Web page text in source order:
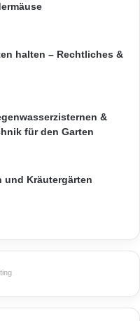
erfahrenen
kann hierbei enorm
hervorragendes
eine präzise
Bau beteiligten
und
Um dies zu
einen detaillierten
halten – Rechtliches &
&
für den Garten
und Kräutergärten